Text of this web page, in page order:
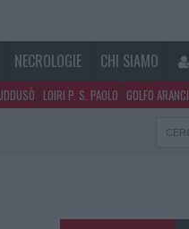
NECROLOGIE CHI SIAMO
LOIRI P. S. PAOLO GOLFO ARANCI